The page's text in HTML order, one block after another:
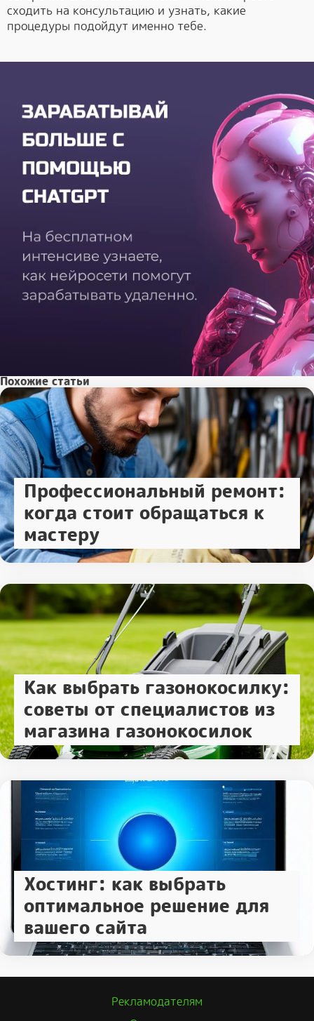
сходить на консультацию и узнать, какие
процедуры подойдут именно тебе.
Похожие статьи
Профессиональный ремонт:
когда стоит обращаться к
мастеру
Как выбрать газонокосилку:
советы от специалистов из
магазина газонокосилок
Хостинг: как выбрать
оптимальное решение для
вашего сайта
Рекламодателям